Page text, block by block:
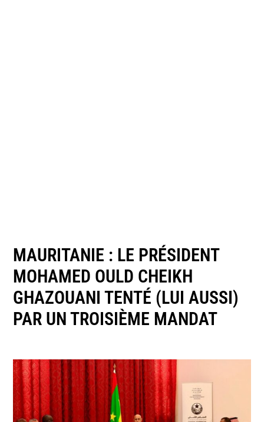
MAURITANIE : LE PRÉSIDENT
MOHAMED OULD CHEIKH
GHAZOUANI TENTÉ (LUI AUSSI)
PAR UN TROISIÈME MANDAT